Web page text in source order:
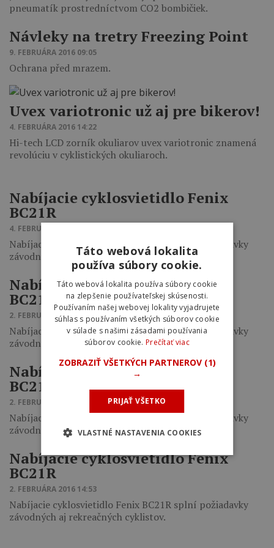
pneumatík prostredníctvom CO2 bombičiek.
Návleky na tretry Freezing Point
9. FEBRUÁRA 2016 09:05
Ochrana před mrazem.
Uvex variotronic už aj pre bikerov!
4. FEBRUÁRA 2016 14:22
Hi-tech LCD zorník okuliarov uvex variotronic znamená
revolúciu v cyklistických okuliaroch.
Nabíjacie cyklosvietidlo Fenix
BC21R
4. FEBRUÁRA 2016 09:17
Nabíjacie cyklosvietidlo Fenix BC21R splní požiadavky
závodných aj rekreačných cyklistov.
Nabíjacie cyklosvietidlo Fenix
BC21R
2. FEBRUÁRA 2016 15:28
Nabíjacie cyklosvietidlo Fenix BC21R splní požiadavky
závodných aj rekreačných cyklistov.
Nabíjacie cyklosvietidlo Fenix
BC21R
2. FEBRUÁRA 2016 15:04
Nabíjacie cyklosvietidlo Fenix BC21R splní požiadavky
závodných aj rekreačných cyklistov.
Nabíjacie cyklosvietidlo Fenix
BC21R
2. FEBRUÁRA 2016 14:53
Nabíjacie cyklosvietidlo Fenix BC21R splní požiadavky
závodných aj rekreačných cyklistov.
Táto webová lokalita
používa súbory cookie.
Táto webová lokalita používa súbory cookie
na zlepšenie používateľskej skúsenosti.
Používaním našej webovej lokality vyjadrujete
súhlas s používaním všetkých súborov cookie
v súlade s našimi zásadami používania
súborov cookie. Prečítať viac
ZOBRAZIŤ VŠETKÝCH PARTNEROV (1)
→
PRIJAŤ VŠETKO
VLASTNÉ NASTAVENIA COOKIES